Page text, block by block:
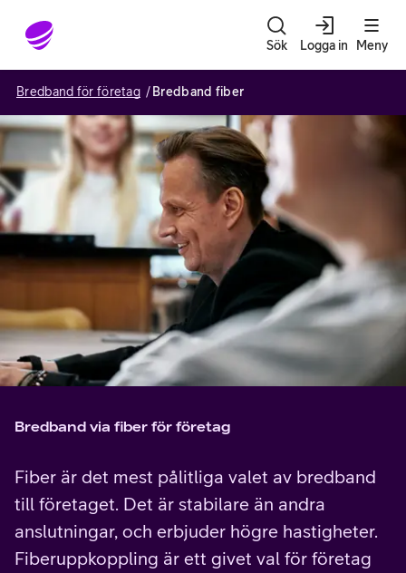
Gå till sidans innehåll
Sök Logga in Meny
Bredband för företag Bredband fiber
Bredband via fiber för företag
Fiber är det mest pålitliga valet av bredband
till företaget. Det är stabilare än andra
anslutningar, och erbjuder högre hastigheter.
Fiberuppkoppling är ett givet val för företag